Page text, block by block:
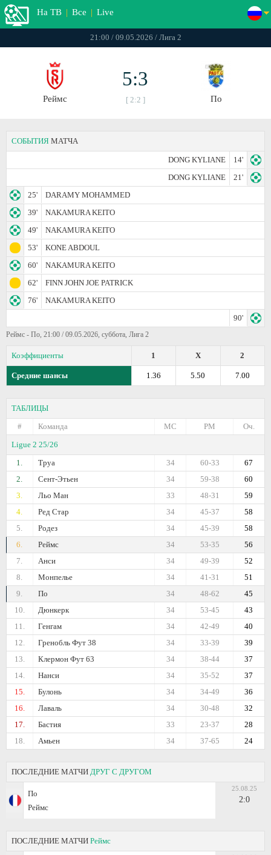
На ТВ | Все | Live
21:00 / 09.05.2026 / Лига 2
Реймс
5:3
[ 2:2 ] По
СОБЫТИЯ МАТЧА
DONG KYLIANE
14'
DONG KYLIANE
21'
25'
DARAMY MOHAMMED
39'
NAKAMURA KEITO
49'
NAKAMURA KEITO
53'
KONE ABDOUL
60'
NAKAMURA KEITO
62'
FINN JOHN JOE PATRICK
76'
NAKAMURA KEITO
90'
Реймс - По, 21:00 / 09.05.2026, суббота, Лига 2
Коэффициенты 2
X
1
Средние шансы 7.00
5.50
1.36
ТАБЛИЦЫ
#
Команда Оч.
РМ
МС
Ligue 2 25/26
1.
Труа 67
60-33
34
2.
Сент-Этьен 60
59-38
34
3.
Льо Ман 59
48-31
33
4.
Ред Стар 58
45-37
34
5.
Родез 58
45-39
34
6.
Реймс 56
53-35
34
7.
Анси 52
49-39
34
8.
Монпелье 51
41-31
34
9.
По 45
48-62
34
10.
Дюнкерк 43
53-45
34
11.
Генгам 40
42-49
34
12.
Гренобль Фут 38 39
33-39
34
13.
Клермон Фут 63 37
38-44
34
14.
Нанси 37
35-52
34
15.
Булонь 36
34-49
34
16.
Лаваль 32
30-48
34
17.
Бастия 28
23-37
33
18.
Амьен 24
37-65
34
ПОСЛЕДНИЕ МАТЧИ ДРУГ С ДРУГОМ
По
Реймс
25.08.25
2:0
ПОСЛЕДНИЕ МАТЧИ Реймс